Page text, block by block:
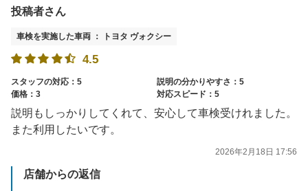
投稿者さん
車検を実施した車両 ： トヨタ ヴォクシー
4.5
スタッフの対応：5
説明の分かりやすさ：5
価格：3
対応スピード：5
説明もしっかりしてくれて、安心して車検受けれました。
また利用したいです。
2026年2月18日 17:56
店舗からの返信